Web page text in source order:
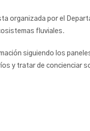
organizada por el
fluviales.
siguiendo los
y tratar de concienciar